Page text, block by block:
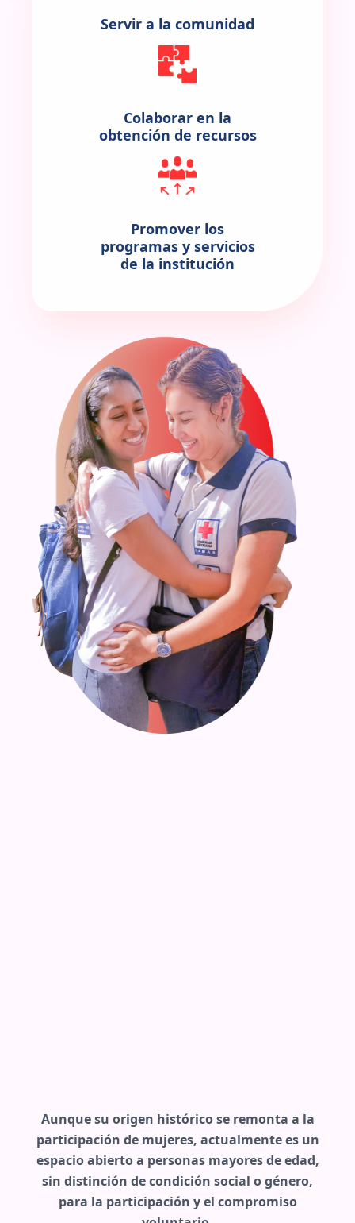
Servir a la comunidad
Colaborar en la
obtención de recursos
Promover los
programas y servicios
de la institución
Aunque su origen histórico se remonta a la
participación de mujeres, actualmente es un
espacio abierto a personas mayores de edad,
sin distinción de condición social o género,
para la participación y el compromiso